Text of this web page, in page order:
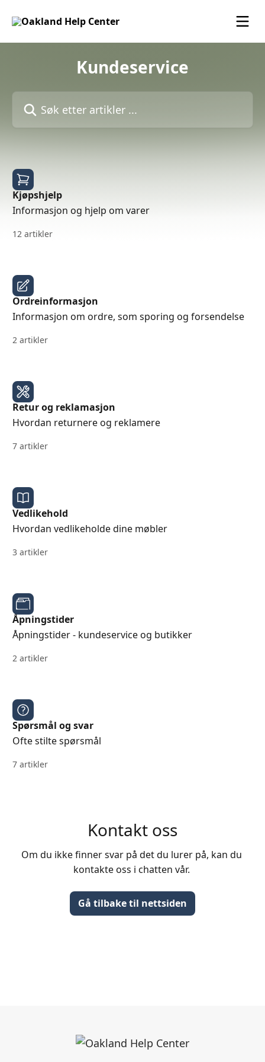
Kundeservice
Søk etter artikler ...
Kjøpshjelp
Informasjon og hjelp om varer
12 artikler
Ordreinformasjon
Informasjon om ordre, som sporing og forsendelse
2 artikler
Retur og reklamasjon
Hvordan returnere og reklamere
7 artikler
Vedlikehold
Hvordan vedlikeholde dine møbler
3 artikler
Åpningstider
Åpningstider - kundeservice og butikker
2 artikler
Spørsmål og svar
Ofte stilte spørsmål
7 artikler
Kontakt oss
Om du ikke finner svar på det du lurer på, kan du
kontakte oss i chatten vår.
Gå tilbake til nettsiden